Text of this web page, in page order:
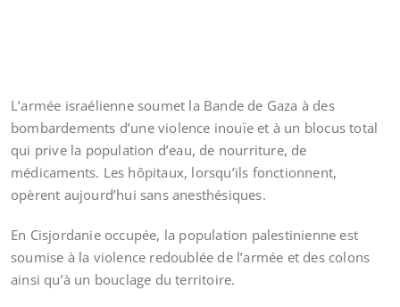
L’armée israélienne soumet la Bande de Gaza à des
bombardements d’une violence inouïe et à un blocus total
qui prive la population d’eau, de nourriture, de
médicaments. Les hôpitaux, lorsqu’ils fonctionnent,
opèrent aujourd’hui sans anesthésiques.
En Cisjordanie occupée, la population palestinienne est
soumise à la violence redoublée de l’armée et des colons
ainsi qu’à un bouclage du territoire.